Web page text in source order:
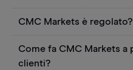
Puoi anche visualizzare
utilizzare strumenti come
o rapporti quantitativi sui
CMC Markets è regolato?
regolamentato
Come fa CMC Markets
clienti?